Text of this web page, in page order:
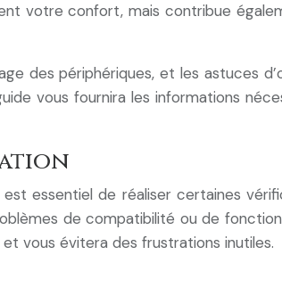
votre confort, mais contribue
des périphériques, et les astuces
vous fournira les informations
essentiel de réaliser certaines
de compatibilité ou de
vous évitera des frustrations inutiles.